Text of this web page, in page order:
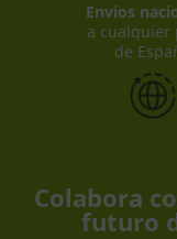
Envíos
a cualquier
de
Colabora
futuro